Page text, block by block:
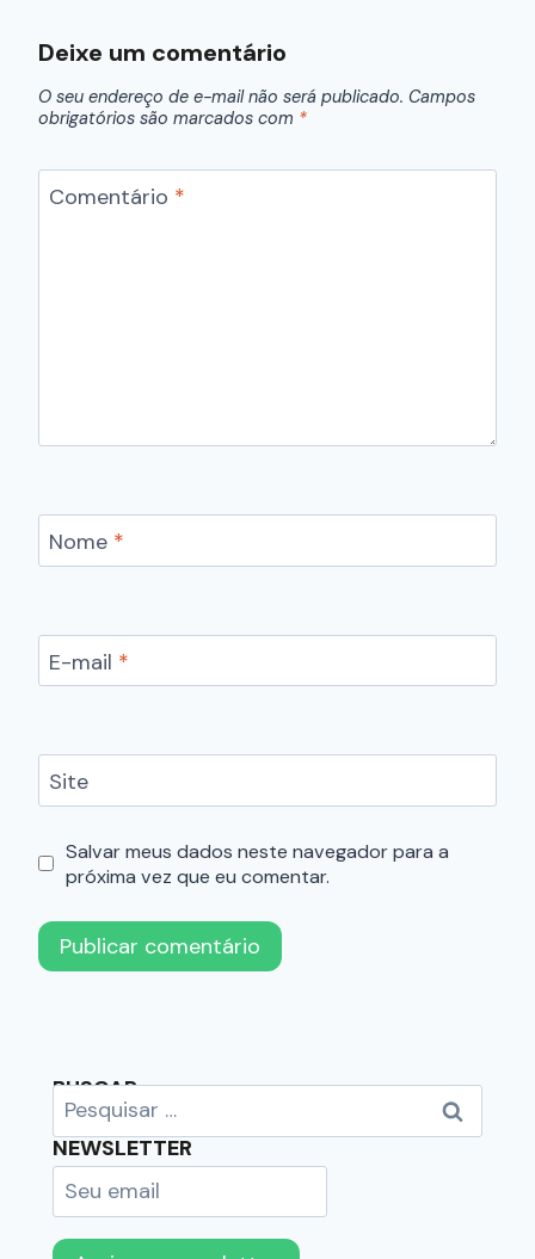
Deixe um comentário
O seu endereço de e-mail não será publicado. Campos
obrigatórios são marcados com *
Comentário *
Nome *
E-mail *
Site
Salvar meus dados neste navegador para a
próxima vez que eu comentar.
BUSCAR
NEWSLETTER